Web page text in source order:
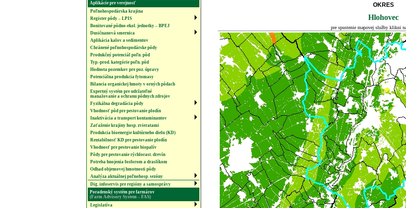
Aplikácie pre verejnosť
Poľnohospodárska krajina
Register pôdy – LPIS
Bonitované pôdno-ekol. jednotky – BPEJ
Dusičnanová smernica
Aplikácia kalov a sedimentov
Chránené poľnohospodárske pôdy
Produkčný potenciál poľn. pôd
Typ.-prod. kategórie poľn. pôd
Hodnota pozemkov pre poz. úpravy
Potenciálna produkcia fytomasy
Bilancia organickej hmoty v orných pôdach
Expertný systém pre udržateľné
manažovanie a ochranu pôdnych zdrojov
Fyzikálna degradácia pôdy
Vhodnosť pôd pre pestovanie plodín
Inaktivácia a transport kontaminantov
Zaťaženie krajiny hosp. zvieratami
Produkcia bioenergie kultúrneho dielu (KD)
Rentabilnosť KD pre pestovanie plodín
Vhodnosť pre pestovanie biopalív
Pôdy pre pestovanie rýchlorast. drevín
Potreba hnojenia fosforom a draslíkom
Odhad objemovej hmotnosti pôdy
Analýza aktuálnej poľnohosp. sezóny
Dig. infoservis pre regióny a samosprávy
Poradenský systém pre farmárov
(Farm Advisory System – FAS)
Legislatíva
OKRES
Hlohovec
pre spustenie mapovej služby klikni